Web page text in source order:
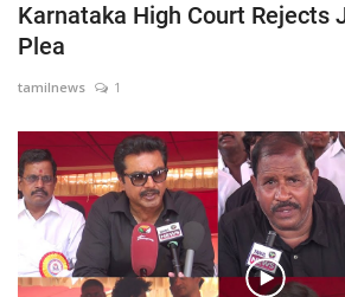
Karnataka High Court Rejects
Plea
tamilnews 1